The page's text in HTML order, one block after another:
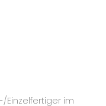
Einzelfertiger im